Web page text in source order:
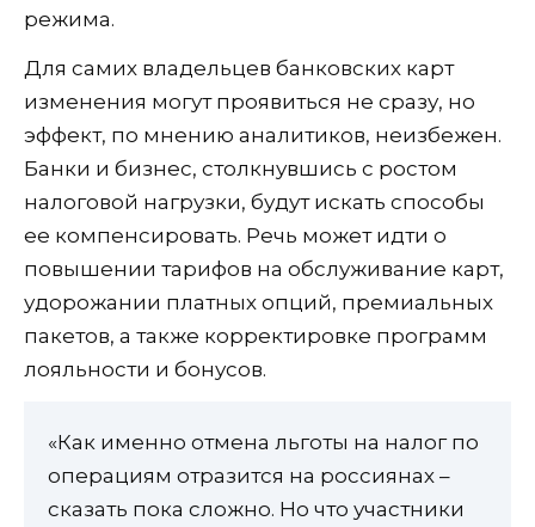
режима.
Для самих владельцев банковских карт
изменения могут проявиться не сразу, но
эффект, по мнению аналитиков, неизбежен.
Банки и бизнес, столкнувшись с ростом
налоговой нагрузки, будут искать способы
ее компенсировать. Речь может идти о
повышении тарифов на обслуживание карт,
удорожании платных опций, премиальных
пакетов, а также корректировке программ
лояльности и бонусов.
«Как именно отмена льготы на налог по
операциям отразится на россиянах –
сказать пока сложно. Но что участники